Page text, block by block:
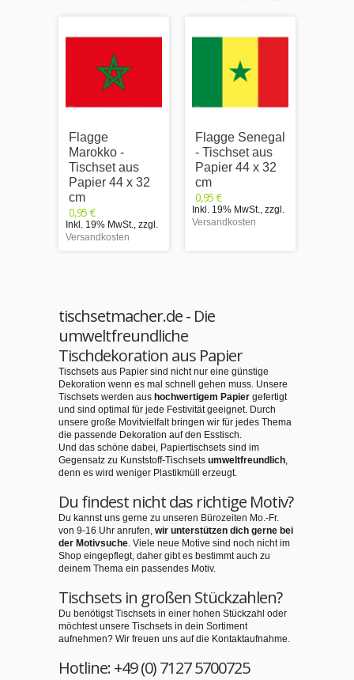
Flagge
Marokko -
Tischset aus
Papier 44 x 32
cm
0,95 €
Inkl. 19% MwSt., zzgl.
Versandkosten
Flagge Senegal
- Tischset aus
Papier 44 x 32
cm
0,95 €
Inkl. 19% MwSt., zzgl.
Versandkosten
tischsetmacher.de - Die
umweltfreundliche
Tischdekoration aus Papier
Tischsets aus Papier sind nicht nur eine günstige
Dekoration wenn es mal schnell gehen muss. Unsere
Tischsets werden aus hochwertigem Papier gefertigt
und sind optimal für jede Festivität geeignet. Durch
unsere große Movitvielfalt bringen wir für jedes Thema
die passende Dekoration auf den Esstisch.
Und das schöne dabei, Papiertischsets sind im
Gegensatz zu Kunststoff-Tischsets umweltfreundlich,
denn es wird weniger Plastikmüll erzeugt.
Du findest nicht das richtige Motiv?
Du kannst uns gerne zu unseren Bürozeiten Mo.-Fr.
von 9-16 Uhr anrufen, wir unterstützen dich gerne bei
der Motivsuche. Viele neue Motive sind noch nicht im
Shop eingepflegt, daher gibt es bestimmt auch zu
deinem Thema ein passendes Motiv.
Tischsets in großen Stückzahlen?
Du benötigst Tischsets in einer hohen Stückzahl oder
möchtest unsere Tischsets in dein Sortiment
aufnehmen? Wir freuen uns auf die Kontaktaufnahme.
Hotline: +49 (0) 7127 5700725